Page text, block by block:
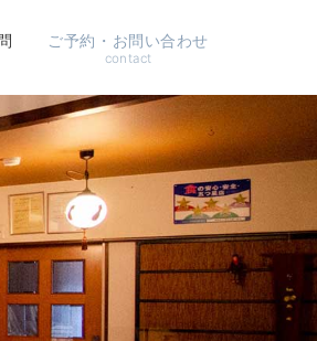
ご予約・お問い合わせ
contact